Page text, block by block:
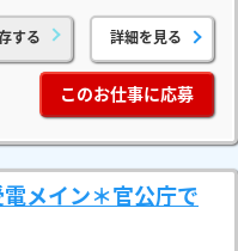
する 詳細を見る
このお仕事に応募
メイン＊官公庁で